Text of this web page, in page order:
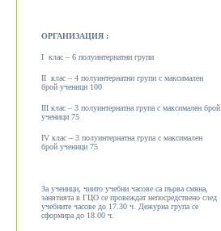
ОРГАНИЗАЦИЯ :
І клас – 6 полуинтернатни групи
ІІ клас – 4 полуинтернатни групи с максимален
брой ученици 100
ІІІ клас – 3 полуинтернатна група с максимален брой
ученици 75
ІV клас – 3 полуинтернатна група с максимален
брой ученици 75
За ученици, чиито учебни часове са първа смяна,
занятията в ГЦО се провеждат непосредствено след
учебните часове до 17.30 ч. Дежурна група се
сформира до 18.00 ч.